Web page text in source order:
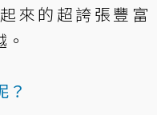
起來的超誇張豐富
？